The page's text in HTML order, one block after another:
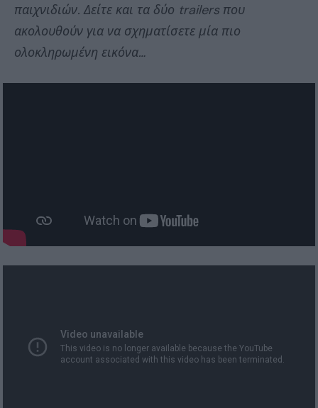
παιχνιδιών. Δείτε και τα δύο trailers που
ακολουθούν για να σχηματίσετε μία πιο
ολοκληρωμένη εικόνα…